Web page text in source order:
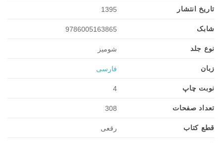
تاریخ انتشار 1395
شابک 9786005163865
نوع جلد شومیز
زبان فارسی
نوبت چاپ 4
تعداد صفحات 308
قطع کتاب رقعی